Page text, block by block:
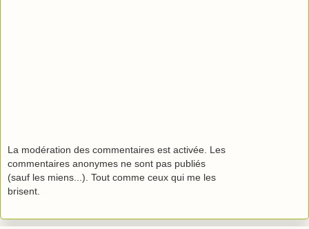
La modération des commentaires est activée. Les
commentaires anonymes ne sont pas publiés
(sauf les miens...). Tout comme ceux qui me les
brisent.